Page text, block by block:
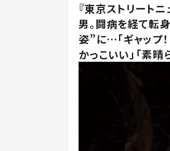
『東京ストリート
男。闘病を経て転
姿”に…「ギャップ！
かっこいい」「素晴